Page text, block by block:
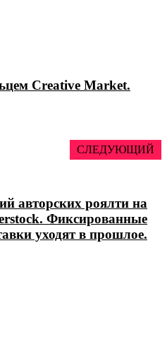
Creative Market.
СЛЕДУЮЩИЙ
авторских роялти на
Фиксированные
уходят в прошлое.